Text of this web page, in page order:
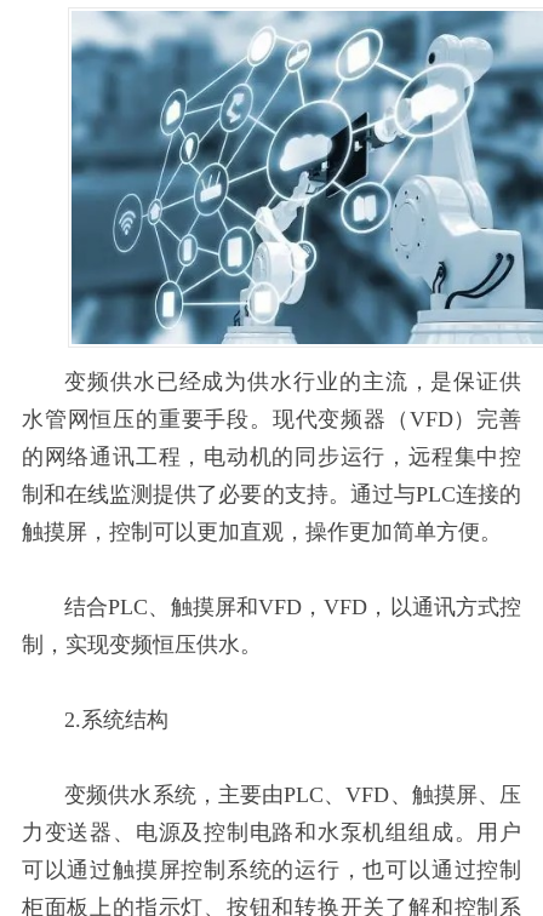
变频供水已经成为供水行业的主流，是保证供
水管网恒压的重要手段。现代变频器（VFD）完善
的网络通讯工程，电动机的同步运行，远程集中控
制和在线监测提供了必要的支持。通过与PLC连接的
触摸屏，控制可以更加直观，操作更加简单方便。
结合PLC、触摸屏和VFD，VFD，以通讯方式控
制，实现变频恒压供水。
2.系统结构
变频供水系统，主要由PLC、VFD、触摸屏、压
力变送器、电源及控制电路和水泵机组组成。用户
可以通过触摸屏控制系统的运行，也可以通过控制
柜面板上的指示灯、按钮和转换开关了解和控制系